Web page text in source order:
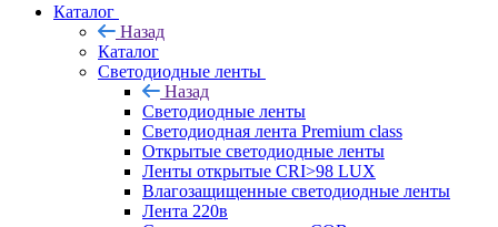
Каталог
Назад
Каталог
Светодиодные ленты
Назад
Светодиодные ленты
Светодиодная лента Premium class
Открытые светодиодные ленты
Ленты открытые CRI>98 LUX
Влагозащищенные светодиодные ленты
Лента 220в